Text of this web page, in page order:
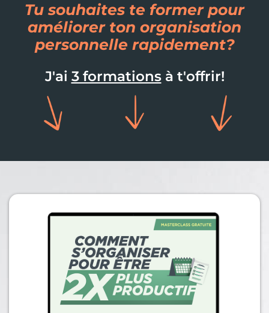
Tu souhaites te former pour
améliorer ton organisation
personnelle rapidement?
J'ai 3 formationsà t'offrir!